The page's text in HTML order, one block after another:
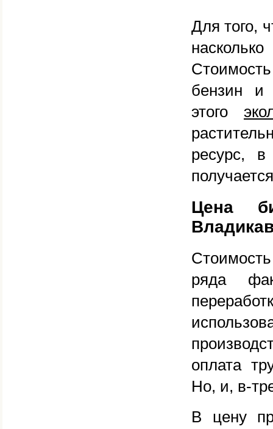
Для того,
бензин и
этого
ресурс, в
Цена
ряда
оплата
Но, и, в-
В цену